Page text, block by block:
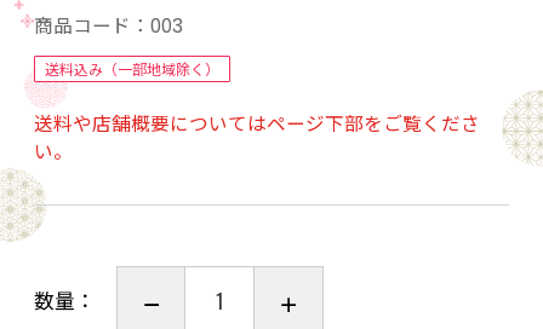
商品コード： 003
送料込み（一部地域除く）
送料や店舗概要についてはページ下部をご覧くださ
い。
数量：